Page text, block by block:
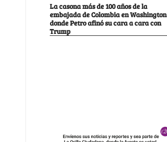
La casona más de 100 años de la
embajada de Colombia en Washington
donde Petro afinó su cara a cara con
Trump